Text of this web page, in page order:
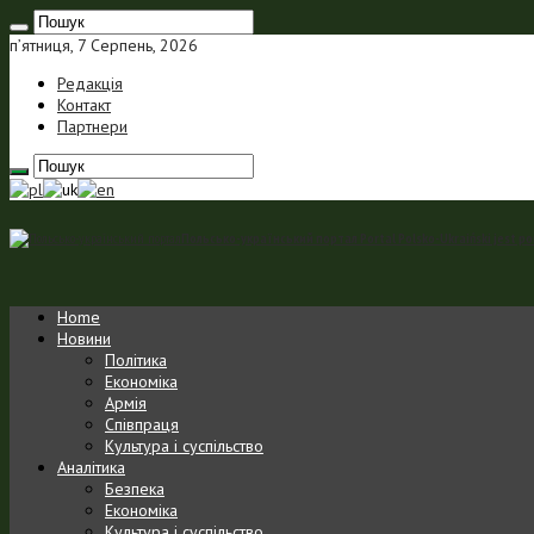
п’ятниця, 7 Серпень, 2026
Редакція
Контакт
Партнери
Home
Новини
Політика
Економіка
Армія
Співпраця
Культура і суспільство
Аналітика
Безпека
Економіка